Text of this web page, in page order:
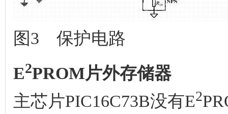
图3 保护电路
E2PROM片外存储器
主芯片PIC16C73B没有E2